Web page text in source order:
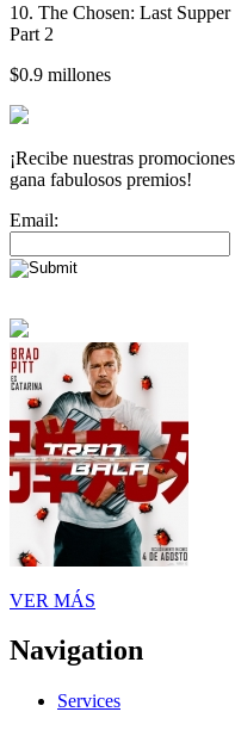
10. The Chosen: Last Supper
Part 2
$0.9 millones
¡Recibe nuestras
gana fabulosos premios!
Email:
VER MÁS
Navigation
Services